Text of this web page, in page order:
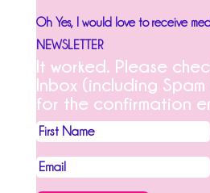
Oh Yes, I would love to receive
NEWSLETTER
It worked. Please
Inbox (including
for the confirmation